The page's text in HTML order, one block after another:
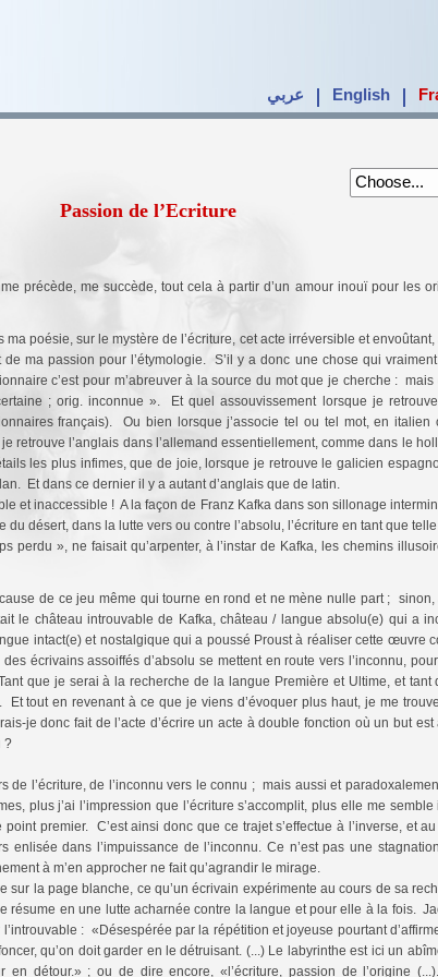
عربي English
Passion de l’Ecriture
d’un amour inouï pour les origines des choses, passion intense
ma poésie, sur le mystère de l’écriture, cet acte irréversible et
ma passion pour l’étymologie. S’il y a donc une chose qui vraiment
c’est pour m’abreuver à la source du mot que je cherche : mais
; orig. inconnue ». Et quel assouvissement lorsque je
français). Ou bien lorsque j’associe tel ou tel mot, en
retrouve l’anglais dans l’allemand essentiellement, comme dans le
les plus infimes, que de joie, lorsque je retrouve le galicien
Et dans ce dernier il y a autant d’anglais que de latin.
et inaccessible ! A la façon de Franz Kafka dans son sillonage
désert, dans la lutte vers ou contre l’absolu, l’écriture en tant que
perdu », ne faisait qu’arpenter, à l’instar de Kafka, les chemins
de ce jeu même qui tourne en rond et ne mène nulle part ; sinon,
le château introuvable de Kafka, château / langue absolu(e) qui a
intact(e) et nostalgique qui a poussé Proust à réaliser cette œuvre
écrivains assoiffés d’absolu se mettent en route vers l’inconnu,
que je serai à la recherche de la langue Première et Ultime, et
tout en revenant à ce que je viens d’évoquer plus haut, je me
je donc fait de l’acte d’écrire un acte à double fonction où un but
?
l’écriture, de l’inconnu vers le connu ; mais aussi et
plus j’ai l’impression que l’écriture s’accomplit, plus elle me
premier. C’est ainsi donc que ce trajet s’effectue à l’inverse, et
dans l’impuissance de l’inconnu. Ce n’est pas une
à m’en approcher ne fait qu’agrandir le mirage.
la page blanche, ce qu’un écrivain expérimente au cours de sa
résume en une lutte acharnée contre la langue et pour elle à la fois.
: «Désespérée par la répétition et joyeuse pourtant
qu’on doit garder en le détruisant. (...) Le labyrinthe est ici un
détour.» ; ou de dire encore, «l’écriture, passion de l’origine